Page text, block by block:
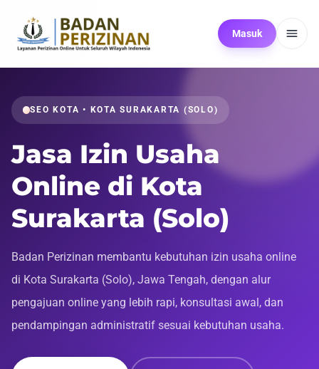
Masuk
SEO KOTA • KOTA SURAKARTA (SOLO)
Jasa Izin Usaha
Online di Kota
Surakarta (Solo)
Badan Perizinan membantu kebutuhan izin usaha online
di Kota Surakarta (Solo), Jawa Tengah, dengan alur
pengajuan online yang lebih rapi, konsultasi awal, dan
pendampingan administratif sesuai kebutuhan usaha.